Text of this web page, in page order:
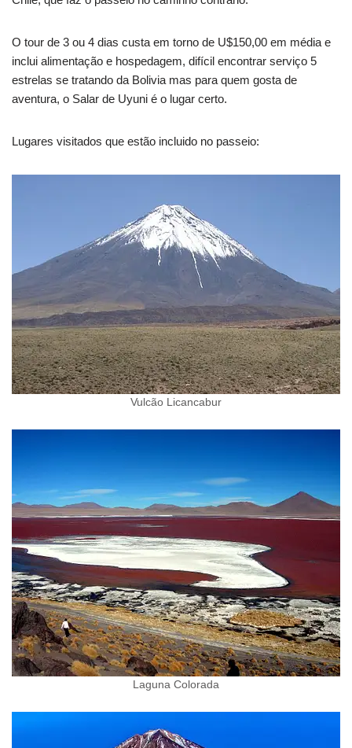
O tour de 3 ou 4 dias custa em torno de U$150,00 em média e
inclui alimentação e hospedagem, difícil encontrar serviço 5
estrelas se tratando da Bolivia mas para quem gosta de
aventura, o Salar de Uyuni é o lugar certo.
Lugares visitados que estão incluido no passeio:
Vulcão Licancabur
Laguna Colorada